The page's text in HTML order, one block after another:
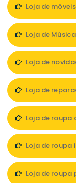
Loja de
Loja de Música
Loja de
Loja de
Loja de roupa
Loja de roupa
Loja de roupa